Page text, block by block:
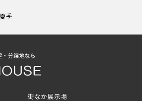
季
分譲地なら
街なか展示場